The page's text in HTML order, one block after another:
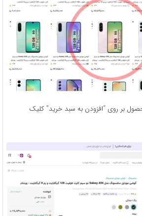
بر روی “افزودن به سبد خرید” کلیک